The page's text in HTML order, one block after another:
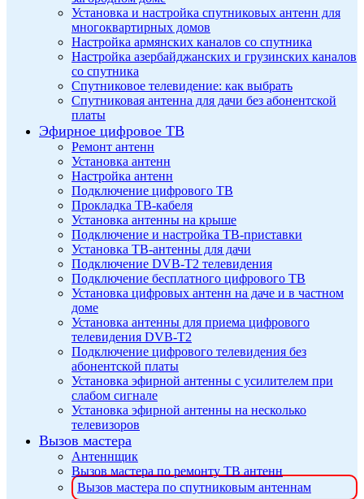
Установка и настройка спутниковых антенн для
многоквартирных домов
Настройка армянских каналов со спутника
Настройка азербайджанских и грузинских каналов
со спутника
Спутниковое телевидение: как выбрать
Спутниковая антенна для дачи без абонентской
платы
Эфирное цифровое ТВ
Ремонт антенн
Установка антенн
Настройка антенн
Подключение цифрового ТВ
Прокладка ТВ-кабеля
Установка антенны на крыше
Подключение и настройка ТВ-приставки
Установка ТВ-антенны для дачи
Подключение DVB-T2 телевидения
Подключение бесплатного цифрового ТВ
Установка цифровых антенн на даче и в частном
доме
Установка антенны для приема цифрового
телевидения DVB-T2
Подключение цифрового телевидения без
абонентской платы
Установка эфирной антенны с усилителем при
слабом сигнале
Установка эфирной антенны на несколько
телевизоров
Вызов мастера
Антеннщик
Вызов мастера по ремонту ТВ антенн
Вызов мастера по спутниковым антеннам